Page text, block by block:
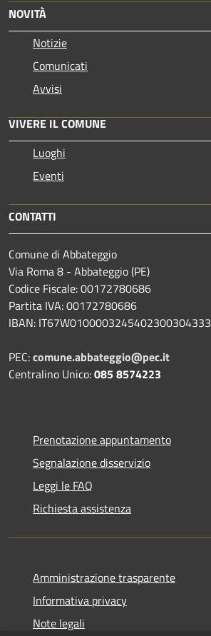
NOVITÀ
Notizie
Comunicati
Avvisi
VIVERE IL COMUNE
Luoghi
Eventi
CONTATTI
Comune di Abbateggio
Via Roma 8 - Abbateggio (PE)
Codice Fiscale: 00172780686
Partita IVA: 00172780686
IBAN: IT67W0100003245402300304333
PEC:comune.abbateggio@pec.it
Centralino Unico:085 8574223
Prenotazione appuntamento
Segnalazione disservizio
Leggi le FAQ
Richiesta assistenza
Amministrazione trasparente
Informativa privacy
Note legali